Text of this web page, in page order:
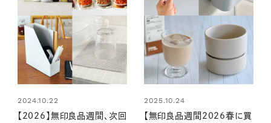
2024.10.22
【2026】無印良品週間、次回
2025.10.24
【無印良品週間2026春に買